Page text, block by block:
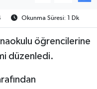
Okunma Süresi: 1 Dk
öğrencilerine
düzenledi.